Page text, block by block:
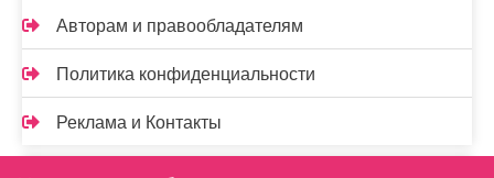
Авторам и правообладателям
Политика конфиденциальности
Реклама и Контакты